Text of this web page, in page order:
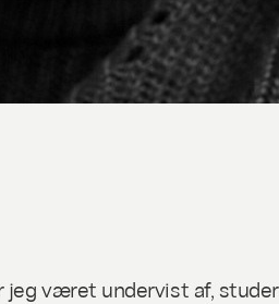
jeg været undervist af,